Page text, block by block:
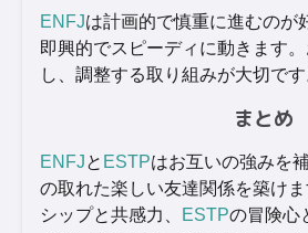
ENFJは計画的で慎重に進むのが
即興的でスピーディに動きます
し、調整する取り組みが大切です
まとめ
ENFJと ESTPはお互いの強みを
の取れた楽しい友達関係を築けま
シップと共感力、
ESTPの冒険心